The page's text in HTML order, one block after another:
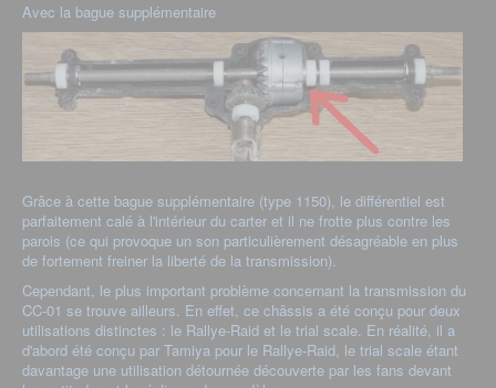
Avec la bague supplémentaire
Grâce à cette bague supplémentaire (type 1150), le différentiel est
parfaitement calé à l'intérieur du carter et il ne frotte plus contre les
parois (ce qui provoque un son particulièrement désagréable en plus
de fortement freiner la liberté de la transmission).
Cependant, le plus important problème concernant la transmission du
CC-01 se trouve ailleurs. En effet, ce châssis a été conçu pour deux
utilisations distinctes : le Rallye-Raid et le trial scale. En réalité, il a
d'abord été conçu par Tamiya pour le Rallye-Raid, le trial scale étant
davantage une utilisation détournée découverte par les fans devant